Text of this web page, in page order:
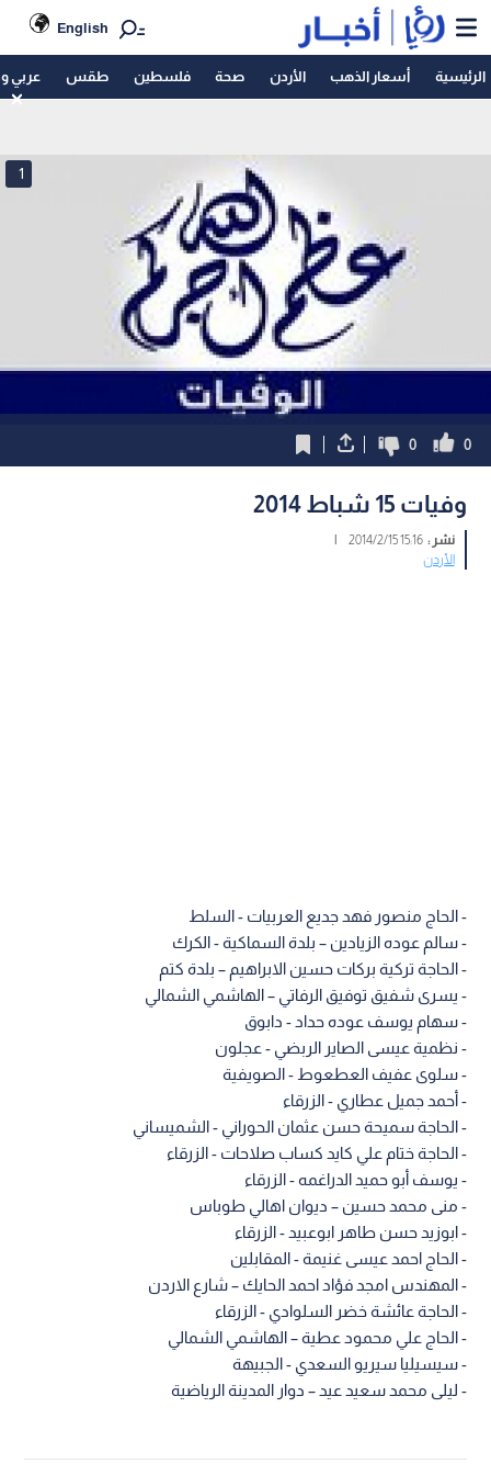
English
الرئيسية أسعار الذهب الأردن صحة فلسطين طقس عربي
1
0
0
وفيات 15 شباط 2014
نشر :15:16 2014/2/15
|
الأردن
- الحاج منصور فهد جديع العربيات - السلط
- سالم عوده الزيادين – بلدة السماكية - الكرك
- الحاجة تركية بركات حسين الابراهيم – بلدة كتم
- يسرى شفيق توفيق الرفاتي – الهاشمي الشمالي
- سهام يوسف عوده حداد - دابوق
- نظمية عيسى الصاير الربضي - عجلون
- سلوى عفيف العطعوط - الصويفية
- أحمد جميل عطاري - الزرقاء
- الحاجة سميحة حسن عثمان الحوراني - الشميساني
- الحاجة ختام علي كايد كساب صلاحات - الزرقاء
- يوسف أبو حميد الدراغمه - الزرقاء
- منى محمد حسين – ديوان اهالي طوباس
- ابوزيد حسن طاهر ابوعبيد - الزرقاء
- الحاج احمد عيسى غنيمة - المقابلين
- المهندس امجد فؤاد احمد الحايك – شارع الاردن
- الحاجة عائشة خضر السلوادي - الزرقاء
- الحاج علي محمود عطية – الهاشمي الشمالي
- سيسيليا سيريو السعدي - الجبيهة
- ليلى محمد سعيد عيد – دوار المدينة الرياضية